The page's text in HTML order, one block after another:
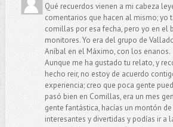
Qué recuerdos vienen a mi cabeza
comentarios que hacen al mismo; yo
comillas por esa fecha, pero yo en el
monitores. Yo era del grupo de
Aníbal en el Máximo, con los enanos.
Aunque me ha gustado tu relato, y
hecho reir, no estoy de acuerdo
experiencia; creo que poca gente
pasó bien en Comillas, era un mes
gente fantástica, hacías un montón
interesantes y divertidas y podías ir a